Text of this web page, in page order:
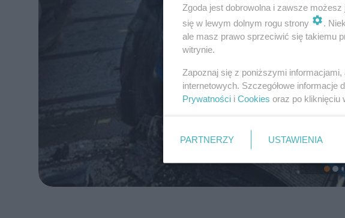
Zgoda jest dobrowolna i zawsze
się w lewym dolnym rogu strony
.
ale masz prawo sprzeciwić się takiemu
witrynie.
Zapoznaj się z poniższymi
internetowych. Szczegółowe
Prywatności i Cookies oraz po kliknięciu
PARTNERZY USTAWIENIA